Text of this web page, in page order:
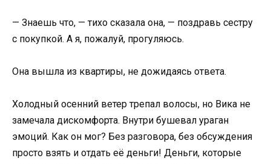
— Знаешь что, — тихо сказала она, — поздравь сестру
с покупкой. А я, пожалуй, прогуляюсь.
Она вышла из квартиры, не дожидаясь ответа.
Холодный осенний ветер трепал волосы, но Вика не
замечала дискомфорта. Внутри бушевал ураган
эмоций. Как он мог? Без разговора, без обсуждения
просто взять и отдать её деньги! Деньги, которые